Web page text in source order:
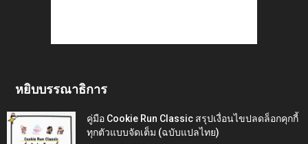
หยิบบรรณาธิการ
คู่มือ Cookie Run Classic สรุปเงื่อนไขปลดล็อกคุกกี้
ทุกตัวแบบจัดเต็ม (ฉบับแปลไทย)